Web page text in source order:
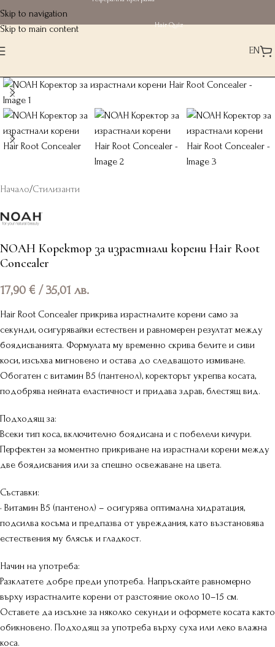
Skip to navigation
Skip to main content
Hair Quiz
EN
Начало/Стилизанти
NOAH Коректор за израстнали корени Hair Root
Concealer
17,90 € / 35,01 лв.
Hair Root Concealer прикрива израстналите корени само за
секунди, осигурявайки естествен и равномерен резултат между
боядисванията. Формулата му временно скрива белите и сиви
коси, изсъхва мигновено и остава до следващото измиване.
Обогатен с витамин B5 (пантенол), коректорът укрепва косата,
подобрява нейната еластичност и придава здрав, блестящ вид.
Подходящ за:
Всеки тип коса, включително боядисана и с побелели кичури.
Перфектен за моментно прикриване на израстнали корени между
две боядисвания или за спешно освежаване на цвета.
Съставки:
• Витамин B5 (пантенол) – осигурява оптимална хидратация,
подсилва косъма и предпазва от увреждания, като възстановява
естествения му блясък и гладкост.
Начин на употреба:
Разклатете добре преди употреба. Напръскайте равномерно
върху израстналите корени от разстояние около 10–15 см.
Оставете да изсъхне за няколко секунди и оформете косата както
обикновено. Подходящ за употреба върху суха или леко влажна
коса.